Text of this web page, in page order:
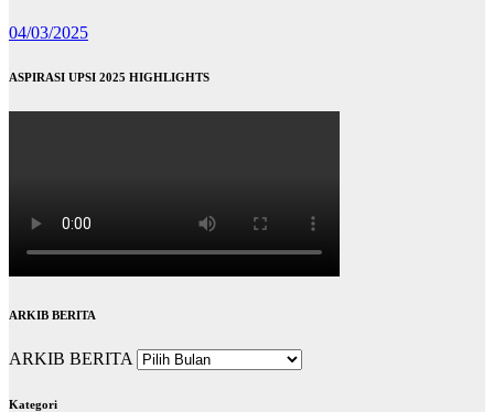
04/03/2025
ASPIRASI UPSI 2025 HIGHLIGHTS
ARKIB BERITA
ARKIB BERITA
Kategori